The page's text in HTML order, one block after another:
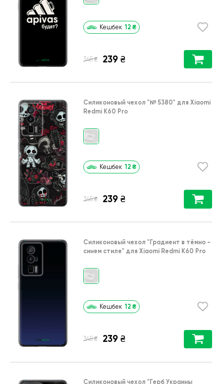
Кешбек 12 ₴
345 ₴ 239 ₴
Силиконовый чехол "№ 5380" для Xiaomi
Redmi K60 Pro
Кешбек 12 ₴
345 ₴ 239 ₴
Силиконовый чехол "Градиент в тёмно -
синем стиле" для Xiaomi Redmi K60 Pro
Кешбек 12 ₴
345 ₴ 239 ₴
Силиконовый чехол "Герб Украины